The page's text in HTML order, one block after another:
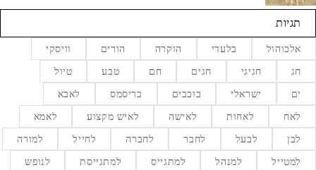
תגיות
אלכוהול בלעדי הוקרה הורים
וויסקי
חג
חגיגי חגים חם טבע
טיול
ים
ישראלי כוכבים כריסמס
לאבא
לאח
לאחות לאישה לאיש מקצוע
לאמא
לבן
לבעל לחבר לחברה לחייל
למורה
למטייל
למנהל למתגייס למתגייסת
לנופש